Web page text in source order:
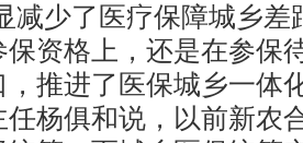
减少了医疗保障城乡差
资格上，还是在参保
推进了医保城乡一体
杨俱和说，以前新农